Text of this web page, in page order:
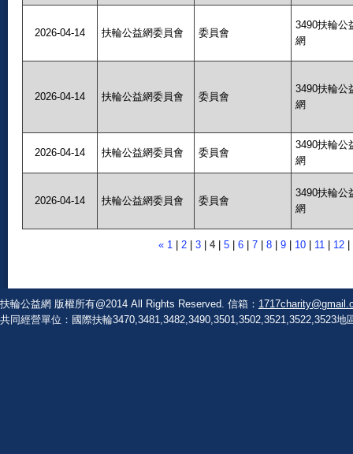
2026-04-14 扶輪公益網委員會 委員會
3490扶輪公
網
2026-04-14 扶輪公益網委員會 委員會
3490扶輪公
網
2026-04-14 扶輪公益網委員會 委員會
3490扶輪公
網
2026-04-14 扶輪公益網委員會 委員會
3490扶輪公
網
« 1 2 3 4| 5 6 7 8 9 10 11 12
扶輪公益網 版權所有@2014 All Rights Reserved. 信箱：
共同經營單位：國際扶輪3470,3481,3482,3490,3501,3502,3521,3522,3523地